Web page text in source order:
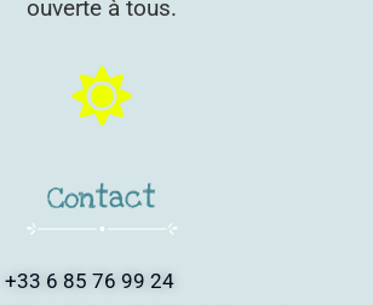
ouverte à tous.
Contact
+33 6 85 76 99 24